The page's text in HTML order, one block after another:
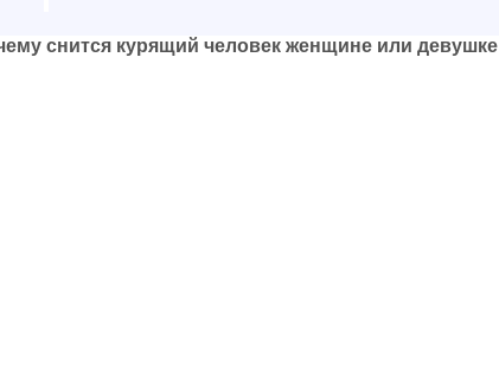
снится курящий человек женщине или девушке